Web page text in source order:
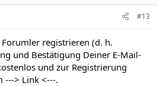
#13
registrieren (d. h.
und Bestätigung Deiner E-Mail-
und zur Registrierung
---> Link <---.